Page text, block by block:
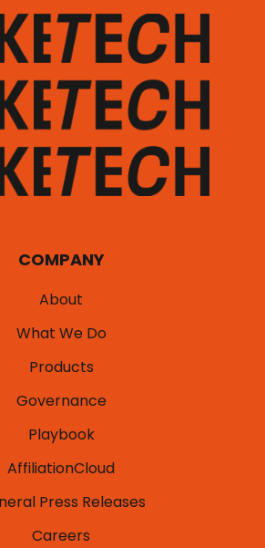
COMPANY
About
What We Do
Products
Governance
Playbook
AffiliationCloud
Press Releases
Careers